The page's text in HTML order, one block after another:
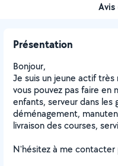
Avis
Présentation
Bonjour,
Je suis un jeune actif
vous pouvez pas faire en
enfants, serveur dans les
déménagement,
livraison des courses,
N'hésitez à me contacter